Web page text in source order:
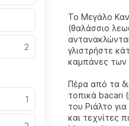
Το Μεγάλο
(θαλάσσιο
γλιστρήστε
καμπάνες των
Πέρα από τα
τοπικά bacari
του Ριάλτο
και τεχνίτες
2
1